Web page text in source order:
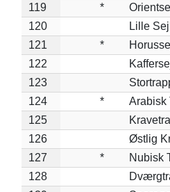
119
*
120
Lille
121
*
122
123
124
*
Arabisk
125
126
Østlig
127
*
Nubisk
128